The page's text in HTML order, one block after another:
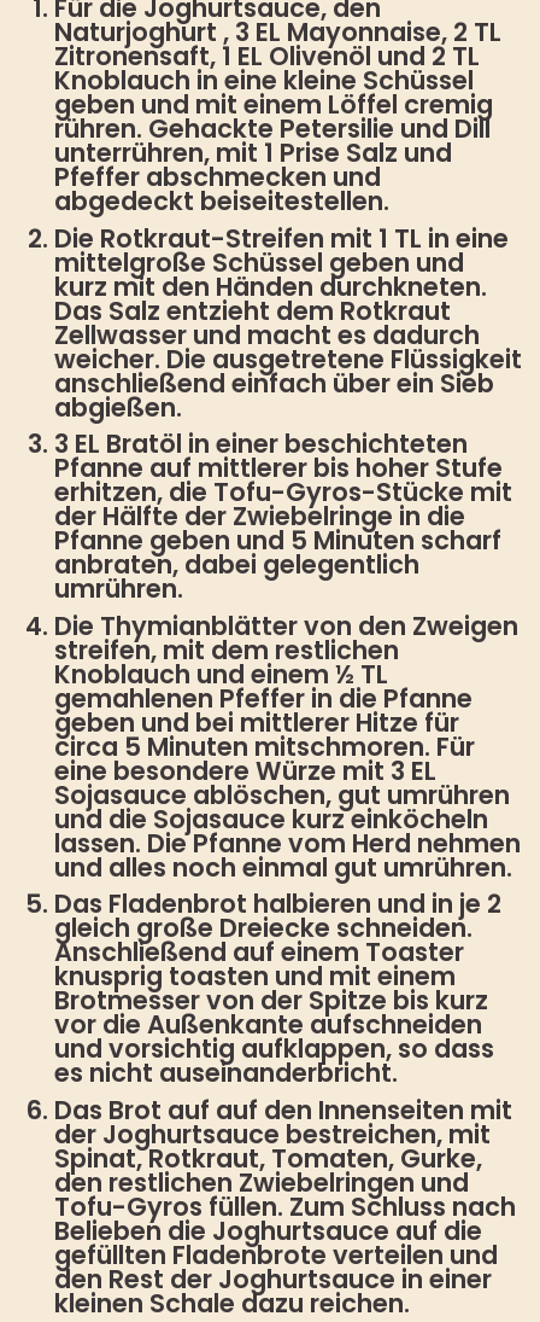
Für die Joghurtsauce, den
Naturjoghurt , 3 EL Mayonnaise, 2 TL
Zitronensaft, 1 EL Olivenöl und 2 TL
Knoblauch in eine kleine Schüssel
geben und mit einem Löffel cremig
rühren. Gehackte Petersilie und Dill
unterrühren, mit 1 Prise Salz und
Pfeffer abschmecken und
abgedeckt beiseitestellen.
Die Rotkraut-Streifen mit 1 TL in eine
mittelgroße Schüssel geben und
kurz mit den Händen durchkneten.
Das Salz entzieht dem Rotkraut
Zellwasser und macht es dadurch
weicher. Die ausgetretene Flüssigkeit
anschließend einfach über ein Sieb
abgießen.
3 EL Bratöl in einer beschichteten
Pfanne auf mittlerer bis hoher Stufe
erhitzen, die Tofu-Gyros-Stücke mit
der Hälfte der Zwiebelringe in die
Pfanne geben und 5 Minuten scharf
anbraten, dabei gelegentlich
umrühren.
Die Thymianblätter von den Zweigen
streifen, mit dem restlichen
Knoblauch und einem ½ TL
gemahlenen Pfeffer in die Pfanne
geben und bei mittlerer Hitze für
circa 5 Minuten mitschmoren. Für
eine besondere Würze mit 3 EL
Sojasauce ablöschen, gut umrühren
und die Sojasauce kurz einköcheln
lassen. Die Pfanne vom Herd nehmen
und alles noch einmal gut umrühren.
Das Fladenbrot halbieren und in je 2
gleich große Dreiecke schneiden.
Anschließend auf einem Toaster
knusprig toasten und mit einem
Brotmesser von der Spitze bis kurz
vor die Außenkante aufschneiden
und vorsichtig aufklappen, so dass
es nicht auseinanderbricht.
Das Brot auf auf den Innenseiten mit
der Joghurtsauce bestreichen, mit
Spinat, Rotkraut, Tomaten, Gurke,
den restlichen Zwiebelringen und
Tofu-Gyros füllen. Zum Schluss nach
Belieben die Joghurtsauce auf die
gefüllten Fladenbrote verteilen und
den Rest der Joghurtsauce in einer
kleinen Schale dazu reichen.